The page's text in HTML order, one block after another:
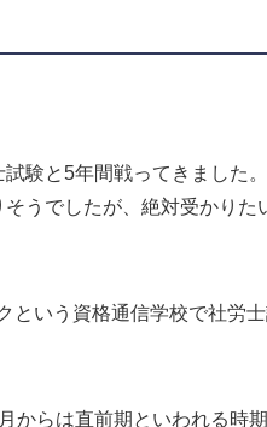
験と5年間戦ってきました。
うでしたが、絶対受かりた
という資格通信学校で社労
からは直前期といわれる時